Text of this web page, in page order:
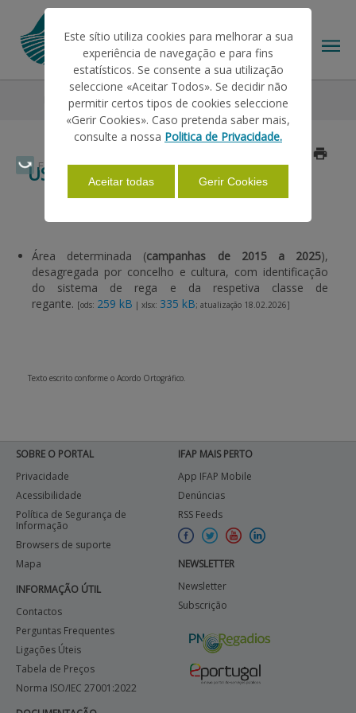
Faça Swipe para ver o menu
AJUDAS/APOIOS
INFORMAÇÕES
ESTATÍSTICAS
Entrar / Registar
Estatísticas Uso Eficiente da Água
USO EFICIENTE DA ÁGUA
Área determinada (campanhas de 2015 a 2025),
desagregada por concelho e cultura, com identificação
do sistema de rega e da respetiva classe de
regante. [ods: 259 kB | xlsx: 335 kB; atualização 18.02.2026]
Texto escrito conforme o Acordo Ortográfico.
SOBRE O PORTAL
Privacidade
Acessibilidade
Política de Segurança de
Informação
Browsers de suporte
Mapa
INFORMAÇÃO ÚTIL
Contactos
Perguntas Frequentes
Ligações Úteis
Tabela de Preços
Norma ISO/IEC 27001:2022
IFAP MAIS PERTO
App IFAP Mobile
Denúncias
RSS Feeds
NEWSLETTER
Newsletter
Subscrição
Este sítio utiliza cookies para melhorar a sua
experiência de navegação e para fins
estatísticos. Se consente a sua utilização
seleccione «Aceitar Todos». Se decidir não
permitir certos tipos de cookies seleccione
«Gerir Cookies». Caso pretenda saber mais,
consulte a nossa Politica de Privacidade.
Aceitar todas Gerir Cookies